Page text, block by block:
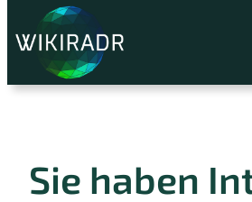
Inhalt
Sie haben